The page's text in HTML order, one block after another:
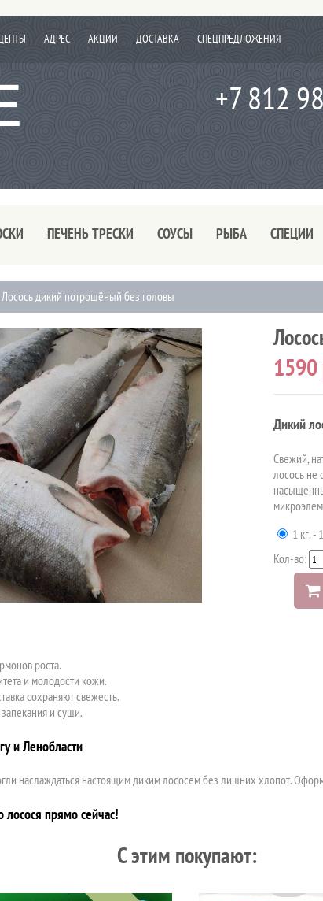
АДРЕС АКЦИИ ДОСТАВКА СПЕЦПРЕДЛОЖЕНИЯ
+7 812
ПЕЧЕНЬ ТРЕСКИ СОУСЫ РЫБА СПЕЦИИ
Лосось дикий потрошёный без головы
1590
Дикий
Свежий,
лосось не
1 кг. -
Кол-во:
роста.
и молодости кожи.
сохраняют свежесть.
и суши.
и Ленобласти
наслаждаться настоящим диким лососем без лишних хлопот.
лосося прямо сейчас!
C этим покупают: